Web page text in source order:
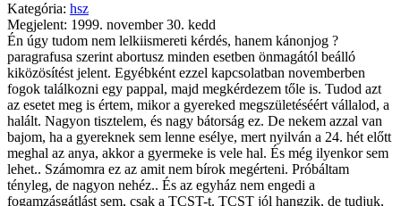
Kategória: hsz
Megjelent: 1999. november 30. kedd
Én úgy tudom nem lelkiismereti kérdés, hanem kánonjog ?
paragrafusa szerint abortusz minden esetben önmagától beálló
kiközösítést jelent. Egyébként ezzel kapcsolatban novemberben
fogok találkozni egy pappal, majd megkérdezem tőle is. Tudod azt
az esetet meg is értem, mikor a gyereked megszületéséért vállalod, a
halált. Nagyon tisztelem, és nagy bátorság ez. De nekem azzal van
bajom, ha a gyereknek sem lenne esélye, mert nyilván a 24. hét előtt
meghal az anya, akkor a gyermeke is vele hal. És még ilyenkor sem
lehet.. Számomra ez az amit nem bírok megérteni. Próbáltam
tényleg, de nagyon nehéz.. És az egyház nem engedi a
fogamzásgátlást sem, csak a TCST-t. TCST jól hangzik, de tudjuk,